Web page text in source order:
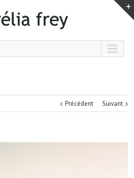
Précédent Suivant